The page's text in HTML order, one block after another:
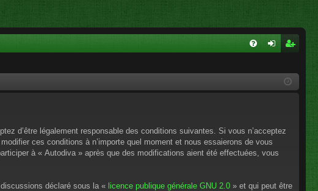
cri
d’être légalement responsable des conditions suivantes. Si vous n’acceptez
ces conditions à n’importe quel moment et nous essaierons de vous
à « Autodiva » après que des modifications aient été effectuées, vous
déclaré sous la « licence publique générale GNU 2.0 » et qui peut être